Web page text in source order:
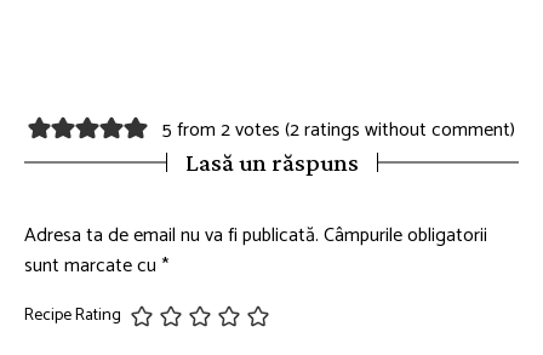
5 from 2 votes (2 ratings without comment)
Lasă un răspuns
Adresa ta de email nu va fi publicată.Câmpurile obligatorii
sunt marcate cu*
Recipe Rating